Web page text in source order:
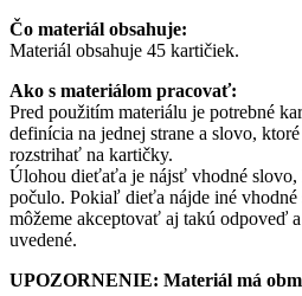
Čo materiál obsahuje:
Materiál obsahuje 45 kartičiek.
Ako s materiálom pracovať:
Pred použitím materiálu je potrebné
definícia na jednej strane a slovo,
rozstrihať na kartičky.
Úlohou dieťaťa je nájsť vhodné
počulo. Pokiaľ dieťa nájde iné vhodné
môžeme akceptovať aj takú odpoveď
uvedené.
UPOZORNENIE: Materiál má